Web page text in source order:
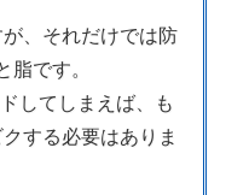
、それだけでは防
です。
してしまえば、も
する必要はありま